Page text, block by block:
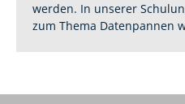
werden. In unserer
zum Thema Datenpannen